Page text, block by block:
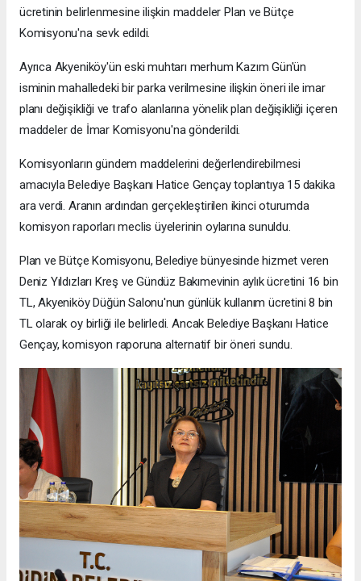
ücretinin belirlenmesine ilişkin maddeler Plan ve Bütçe
Komisyonu'na sevk edildi.
Ayrıca Akyeniköy'ün eski muhtarı merhum Kazım Gün'ün
isminin mahalledeki bir parka verilmesine ilişkin öneri ile imar
planı değişikliği ve trafo alanlarına yönelik plan değişikliği içeren
maddeler de İmar Komisyonu'na gönderildi.
Komisyonların gündem maddelerini değerlendirebilmesi
amacıyla Belediye Başkanı Hatice Gençay toplantıya 15 dakika
ara verdi. Aranın ardından gerçekleştirilen ikinci oturumda
komisyon raporları meclis üyelerinin oylarına sunuldu.
Plan ve Bütçe Komisyonu, Belediye bünyesinde hizmet veren
Deniz Yıldızları Kreş ve Gündüz Bakımevinin aylık ücretini 16 bin
TL, Akyeniköy Düğün Salonu'nun günlük kullanım ücretini 8 bin
TL olarak oy birliği ile belirledi. Ancak Belediye Başkanı Hatice
Gençay, komisyon raporuna alternatif bir öneri sundu.